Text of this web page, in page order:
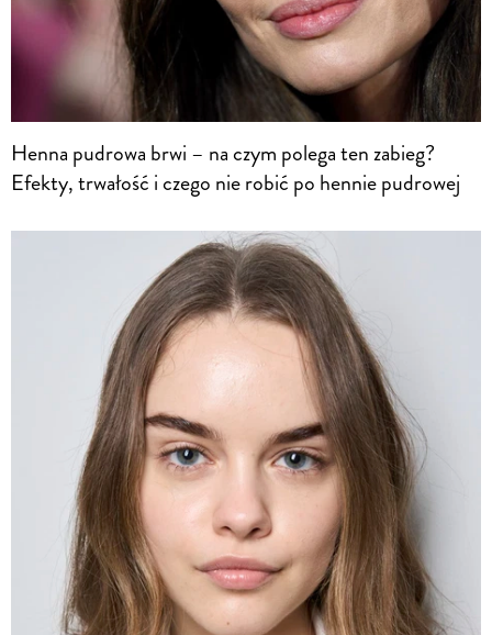
Henna pudrowa brwi – na czym polega ten zabieg?
Efekty, trwałość i czego nie robić po hennie pudrowej